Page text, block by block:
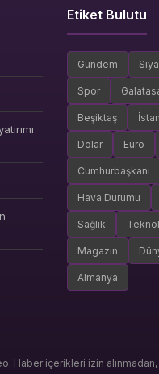
Etiket Bulutu
Gündem
Spor
Beşiktaş
Dolar Euro
Cumhurbaşkanı
Hava Durumu
Sağlık
Magazin
Almanya
Haber içerikleri izin